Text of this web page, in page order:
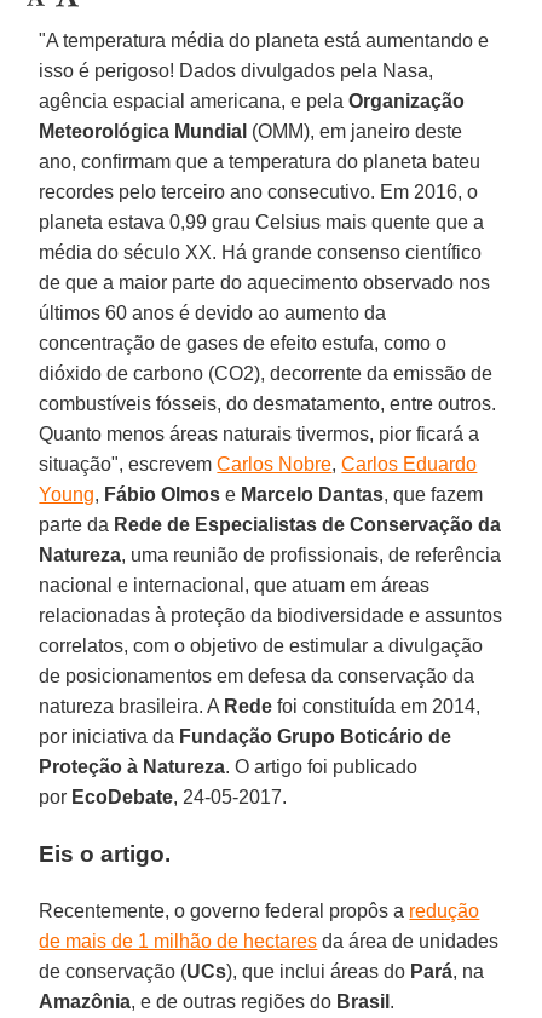
"A temperatura média do planeta está aumentando e
isso é perigoso! Dados divulgados pela Nasa,
agência espacial americana, e pelaOrganização
Meteorológica Mundial (OMM), em janeiro deste
ano, confirmam que a temperatura do planeta bateu
recordes pelo terceiro ano consecutivo. Em 2016, o
planeta estava 0,99 grau Celsius mais quente que a
média do século XX. Há grande consenso científico
de que a maior parte do aquecimento observado nos
últimos 60 anos é devido ao aumento da
concentração de gases de efeito estufa, como o
dióxido de carbono (CO2), decorrente da emissão de
combustíveis fósseis, do desmatamento, entre outros.
Quanto menos áreas naturais tivermos, pior ficará a
situação", escrevemCarlos Nobre,Carlos Eduardo
Young, Fábio Olmos e Marcelo Dantas, que fazem
parte da Rede de Especialistas de Conservação da
Natureza, uma reunião de profissionais, de referência
nacional e internacional, que atuam em áreas
relacionadas à proteção da biodiversidade e assuntos
correlatos, com o objetivo de estimular a divulgação
de posicionamentos em defesa da conservação da
natureza brasileira. A Rede foi constituída em 2014,
por iniciativa da Fundação Grupo Boticário de
Proteção à Natureza. O artigo foi publicado
por EcoDebate, 24-05-2017.
Eis o artigo.
Recentemente, o governo federal propôs a redução
de mais de 1 milhão de hectares da área de unidades
de conservação (UCs), que inclui áreas do Pará, na
Amazônia, e de outras regiões do Brasil .